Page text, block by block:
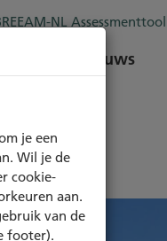
NL Assessmenttool
Nieuws
je een
Wil je de
cookie-
aan.
van de
footer).